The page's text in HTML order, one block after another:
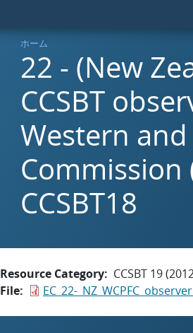
ホーム
22 - (New
CCSBT
Western
Commission
CCSBT18
Resource Category
CCSBT 19
File
EC_22-